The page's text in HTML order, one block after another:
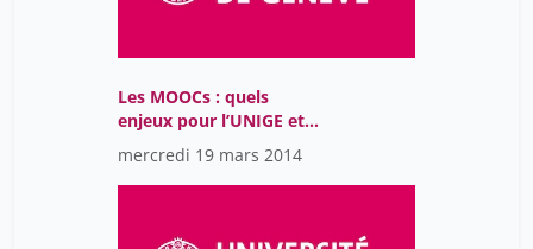
Les MOOCs : quels
enjeux pour l’UNIGE et
sa Bibliothèque ?
mercredi 19 mars 2014